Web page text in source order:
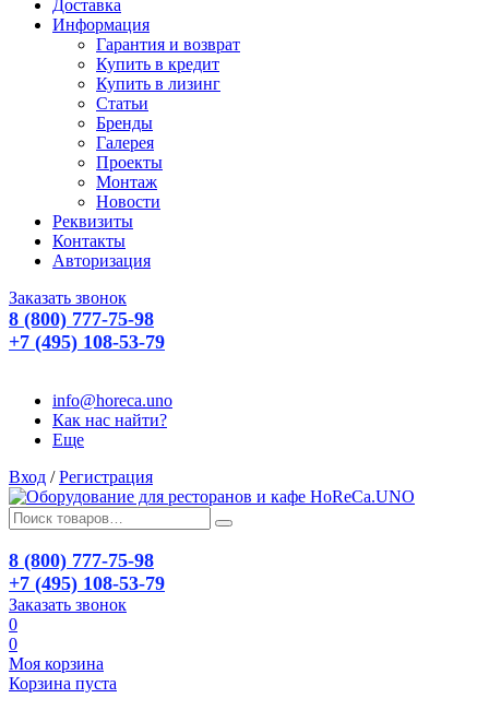
Доставка
Информация
Гарантия и возврат
Купить в кредит
Купить в лизинг
Статьи
Бренды
Галерея
Проекты
Монтаж
Новости
Реквизиты
Контакты
Авторизация
Заказать звонок
8 (800) 777-75-98
+7 (495) 108-53-79
info@horeca.uno
Как нас найти?
Еще
Вход / Регистрация
8 (800) 777-75-98
+7 (495) 108-53-79
Заказать звонок
0
0
Моя корзина
Корзина пуста